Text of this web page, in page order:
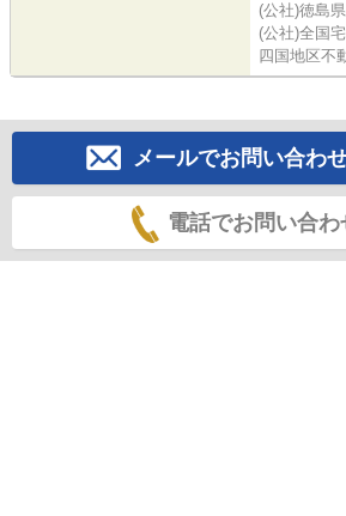
(公社)徳島
(公社)全国
四国地区不
メールでお問い合わ
電話でお問い合わ